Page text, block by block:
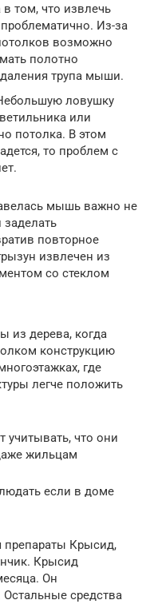
в том, что извлечь
Из-за
возможно
полотно
трупа мыши.
ловушку
или
потолка. В этом
то проблем с
мышь важно не
заделать
повторное
извлечен из
со стеклом
из дерева, когда
конструкцию
где
легче положить
учитывать, что они
жильцам
если в доме
Крысид,
Крысид
Он
Остальные средства